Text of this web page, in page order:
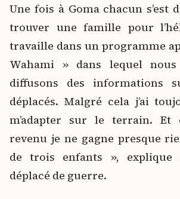
Une fois à Goma chacun s’est
trouver une famille pour
travaille dans un programme
Wahami » dans lequel
diffusons des informations
déplacés. Malgré cela j’ai
m’adapter sur le terrain. Et
revenu je ne gagne presque
de trois enfants », explique
déplacé de guerre.